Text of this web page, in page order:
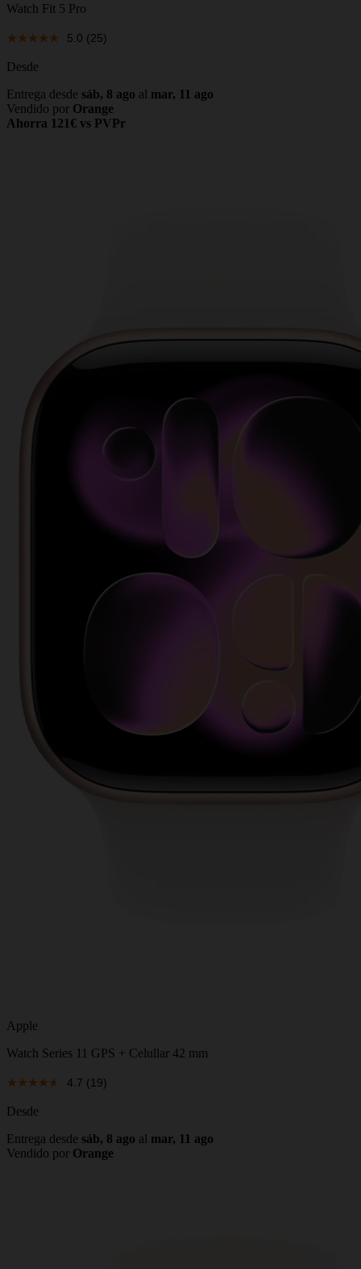
Watch Fit 5 Pro
5.0 (25)
Desde
Entrega desde sáb, 8 ago al mar, 11 ago
Vendido por Orange
Ahorra 121€ vs PVPr
Apple
Watch Series 11 GPS + Celullar 42 mm
4.7 (19)
Desde
Entrega desde sáb, 8 ago al mar, 11 ago
Vendido por Orange